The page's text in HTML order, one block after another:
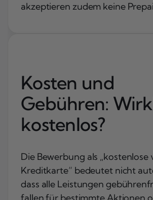
akzeptieren zudem keine
Kosten und
Gebühren:
kostenlos?
Die Bewerbung als „kostenlose
Kreditkarte“ bedeutet nicht
dass alle Leistungen